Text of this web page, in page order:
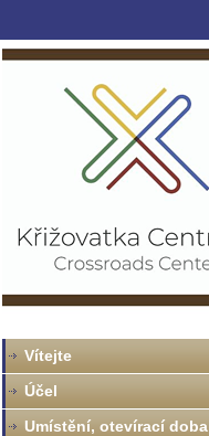
Vítejte
Účel
Umístění, otevírací doba